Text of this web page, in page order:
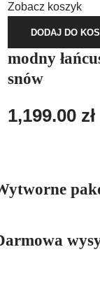
Zobacz koszyk
DODAJ DO
modny
snów
1,199.00 zł